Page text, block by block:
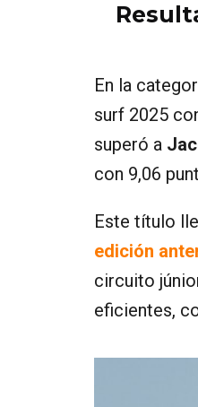
En la
surf 2025
superó a
con 9,06
Este título
edición
circuito
eficientes,